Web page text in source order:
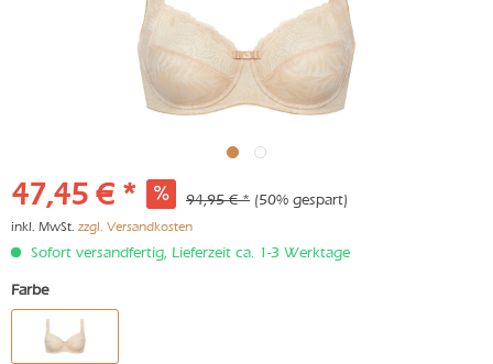
47,45 € * 94,95 € * (50% gespart)
inkl. MwSt. zzgl. Versandkosten
Sofort versandfertig, Lieferzeit ca. 1-3 Werktage
Farbe